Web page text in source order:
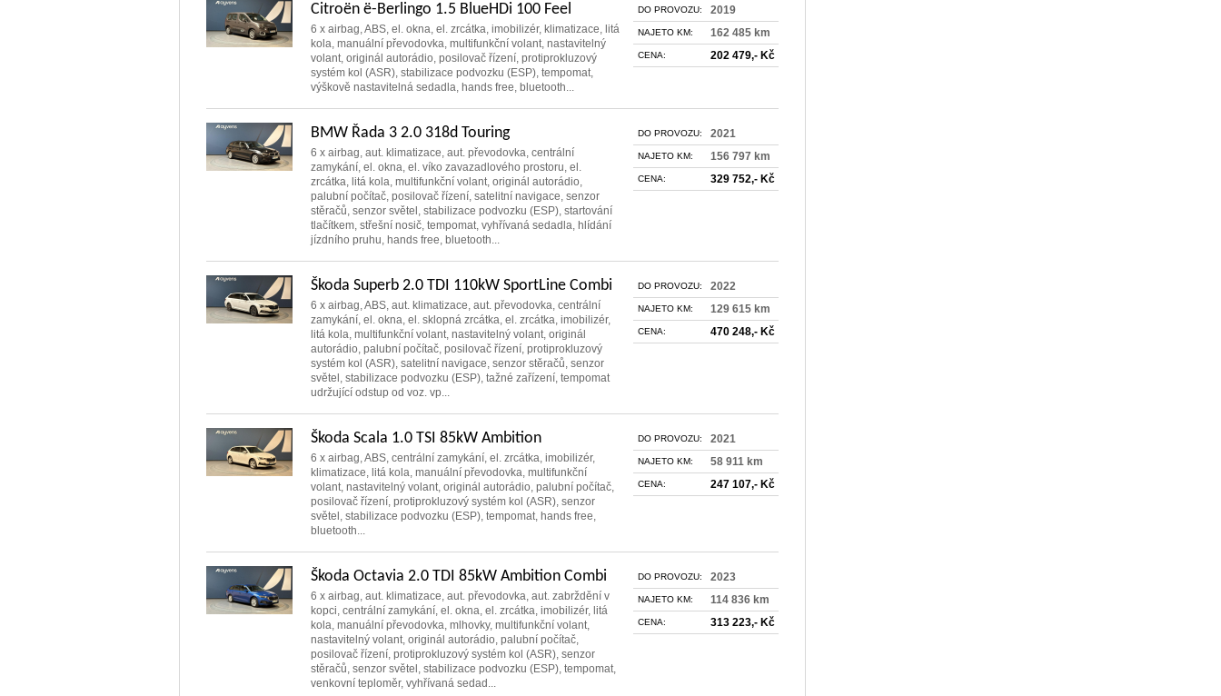
Citroën ë-Berlingo 1.5 BlueHDi 100 Feel
6 x airbag, ABS, el. okna, el. zrcátka, imobilizér, klimatizace, litá
kola, manuální převodovka, multifunkční volant, nastavitelný
volant, originál autorádio, posilovač řízení, protiprokluzový
systém kol (ASR), stabilizace podvozku (ESP), tempomat,
výškově nastavitelná sedadla, hands free, bluetooth...
DO PROVOZU: 2019
NAJETO KM: 162 485 km
CENA: 202 479,- Kč
BMW Řada 3 2.0 318d Touring
6 x airbag, aut. klimatizace, aut. převodovka, centrální
zamykání, el. okna, el. víko zavazadlového prostoru, el.
zrcátka, litá kola, multifunkční volant, originál autorádio,
palubní počítač, posilovač řízení, satelitní navigace, senzor
stěračů, senzor světel, stabilizace podvozku (ESP), startování
tlačítkem, střešní nosič, tempomat, vyhřívaná sedadla, hlídání
jízdního pruhu, hands free, bluetooth...
DO PROVOZU: 2021
NAJETO KM: 156 797 km
CENA: 329 752,- Kč
Škoda Superb 2.0 TDI 110kW SportLine Combi
6 x airbag, ABS, aut. klimatizace, aut. převodovka, centrální
zamykání, el. okna, el. sklopná zrcátka, el. zrcátka, imobilizér,
litá kola, multifunkční volant, nastavitelný volant, originál
autorádio, palubní počítač, posilovač řízení, protiprokluzový
systém kol (ASR), satelitní navigace, senzor stěračů, senzor
světel, stabilizace podvozku (ESP), tažné zařízení, tempomat
udržující odstup od voz. vp...
DO PROVOZU: 2022
NAJETO KM: 129 615 km
CENA: 470 248,- Kč
Škoda Scala 1.0 TSI 85kW Ambition
6 x airbag, ABS, centrální zamykání, el. zrcátka, imobilizér,
klimatizace, litá kola, manuální převodovka, multifunkční
volant, nastavitelný volant, originál autorádio, palubní počítač,
posilovač řízení, protiprokluzový systém kol (ASR), senzor
světel, stabilizace podvozku (ESP), tempomat, hands free,
bluetooth...
DO PROVOZU: 2021
NAJETO KM: 58 911 km
CENA: 247 107,- Kč
Škoda Octavia 2.0 TDI 85kW Ambition Combi
6 x airbag, aut. klimatizace, aut. převodovka, aut. zabrždění v
kopci, centrální zamykání, el. okna, el. zrcátka, imobilizér, litá
kola, manuální převodovka, mlhovky, multifunkční volant,
nastavitelný volant, originál autorádio, palubní počítač,
posilovač řízení, protiprokluzový systém kol (ASR), senzor
stěračů, senzor světel, stabilizace podvozku (ESP), tempomat,
venkovní teploměr, vyhřívaná sedad...
DO PROVOZU: 2023
NAJETO KM: 114 836 km
CENA: 313 223,- Kč